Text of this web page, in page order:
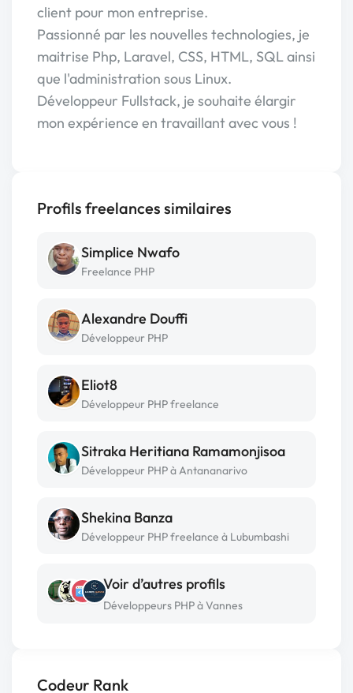
Codeur Rank
client pour mon entreprise.
Passionné par les nouvelles technologies, je
maitrise Php, Laravel, CSS, HTML, SQL ainsi
que l'administration sous Linux.
Développeur Fullstack, je souhaite élargir
mon expérience en travaillant avec vous !
Profils freelances similaires
Simplice Nwafo
Freelance PHP
Alexandre Douffi
Développeur PHP
Eliot8
Développeur PHP freelance
Sitraka Heritiana Ramamonjisoa
Développeur PHP à Antananarivo
Shekina Banza
Développeur PHP freelance à Lubumbashi
Voir d’autres profils
Développeurs PHP à Vannes